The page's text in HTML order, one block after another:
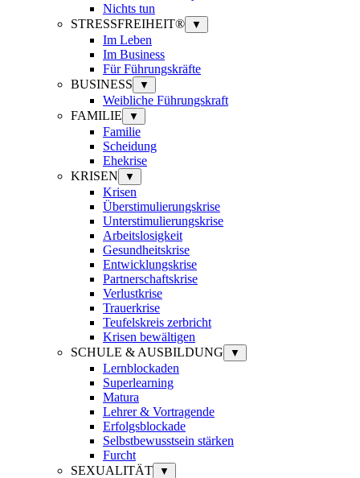
Nichts tun
STRESSFREIHEIT®
▼
Im Leben
Im Business
Für Führungskräfte
BUSINESS
▼
Weibliche Führungskraft
FAMILIE
▼
Familie
Scheidung
Ehekrise
KRISEN
▼
Krisen
Überstimulierungskrise
Unterstimulierungskrise
Arbeitslosigkeit
Gesundheitskrise
Entwicklungskrise
Partnerschaftskrise
Verlustkrise
Trauerkrise
Teufelskreis zerbricht
Krisen bewältigen
SCHULE & AUSBILDUNG
▼
Lernblockaden
Superlearning
Matura
Lehrer & Vortragende
Erfolgsblockade
Selbstbewusstsein stärken
Furcht
SEXUALITÄT
▼